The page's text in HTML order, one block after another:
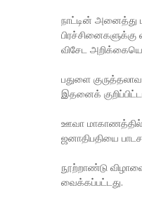
நாட்டின் அனைத்து
விசேட
பதுளை
இதனைக்
ஊவா மாகாணத்தில்
ஜனாதிபதியை
நூற்றாண்டு
வைக்கப்பட்டது.